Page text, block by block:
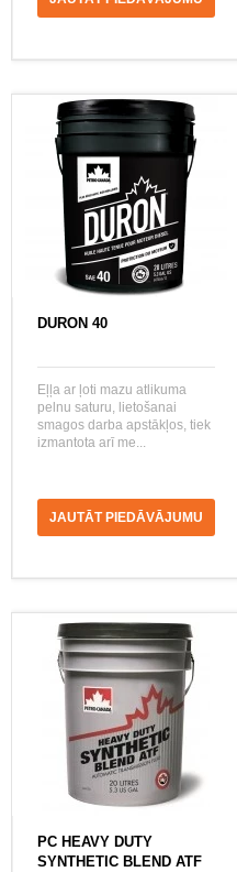
DURON 40
Eļļa ar ļoti mazu atlikuma
pelnu saturu, lietošanai
smagos darba apstākļos, tiek
izmantota arī me...
JAUTĀT PIEDĀVĀJUMU
PC HEAVY DUTY
SYNTHETIC BLEND ATF